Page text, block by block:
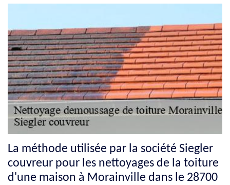
La méthode utilisée par la société Siegler
couvreur pour les nettoyages de la toiture
d'une maison à Morainville dans le 28700